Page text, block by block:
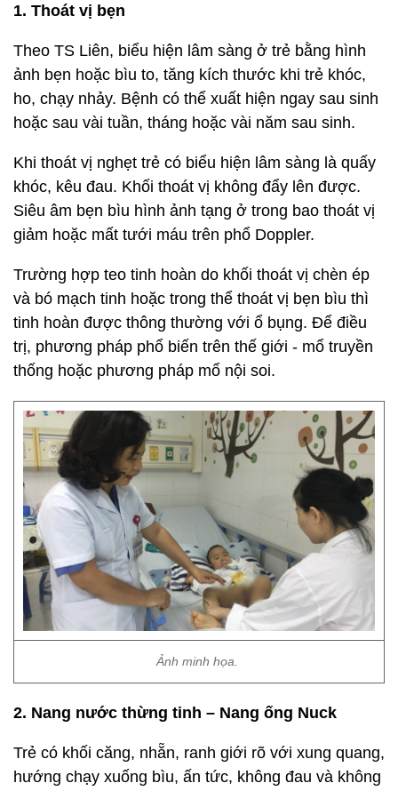
1. Thoát vị bẹn
Theo TS Liên, biểu hiện lâm sàng ở trẻ bằng hình
ảnh bẹn hoặc bìu to, tăng kích thước khi trẻ khóc,
ho, chạy nhảy. Bệnh có thể xuất hiện ngay sau sinh
hoặc sau vài tuần, tháng hoặc vài năm sau sinh.
Khi thoát vị nghẹt trẻ có biểu hiện lâm sàng là quấy
khóc, kêu đau. Khối thoát vị không đẩy lên được.
Siêu âm bẹn bìu hình ảnh tạng ở trong bao thoát vị
giảm hoặc mất tưới máu trên phổ Doppler.
Trường hợp teo tinh hoàn do khối thoát vị chèn ép
và bó mạch tinh hoặc trong thể thoát vị bẹn bìu thì
tinh hoàn được thông thường với ổ bụng. Để điều
trị, phương pháp phổ biến trên thế giới - mổ truyền
thống hoặc phương pháp mổ nội soi.
Ảnh minh họa.
2. Nang nước thừng tinh – Nang ống Nuck
Trẻ có khối căng, nhẵn, ranh giới rõ với xung quang,
hướng chạy xuống bìu, ấn tức, không đau và không